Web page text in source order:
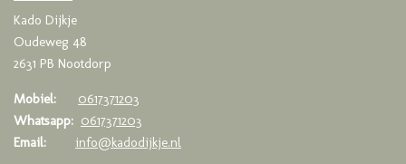
k
a
m
Kado Dijkje
Oudeweg 48
2631 PB Nootdorp
Mobiel:
0617371203
Whatsapp: 0617371203
Email:
info@kadodijkje.nl